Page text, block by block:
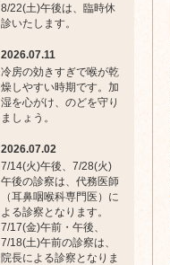
8/22(土)午後は、臨時休
診いたします。
2026.07.11
冷房の効きすぎで喉が乾
燥しやすい時期です。加
湿を心がけ、のどを守り
ましょう。
2026.07.02
7/14(火)午後、7/28(火)
午後の診察は、代務医師
（耳鼻咽喉科専門医）に
よる診察となります。
7/17(金)午前・午後、
7/18(土)午前の診察は、
院長による診察となりま